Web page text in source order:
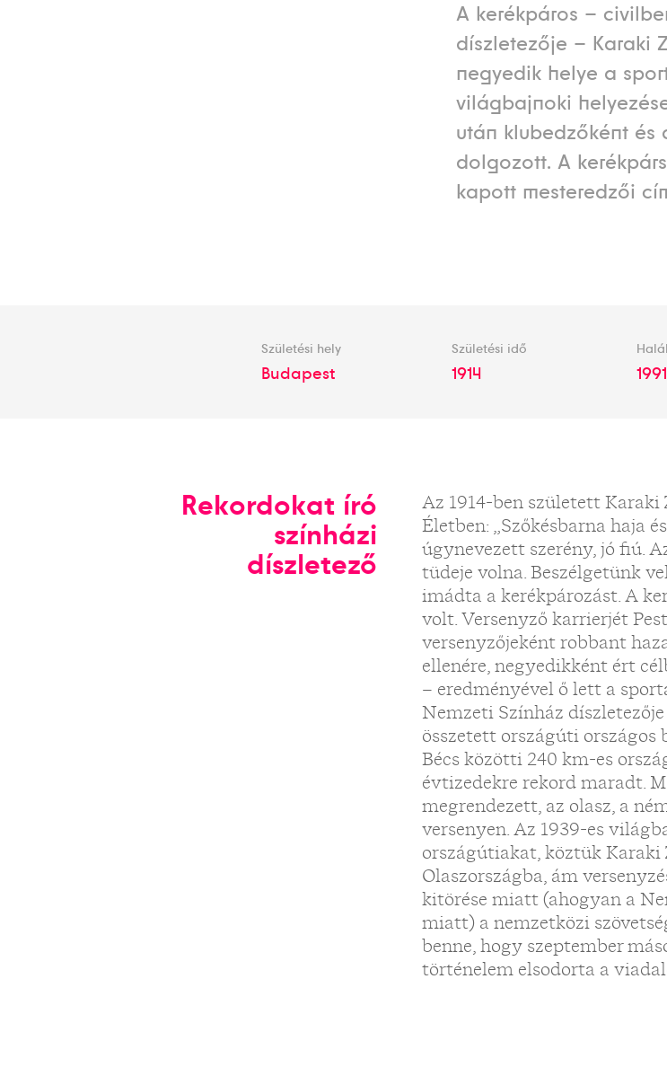
A kerékpáros –
díszletezője – Karaki
negyedik helye a
világbajnoki
után klubedzőként
dolgozott. A
kapott mesteredzői
Születési hely
Budapest
Születési idő
1914
Rekordokat író
színházi
díszletező
Az 1914-ben született
Életben: „Szőkésbarna haja
úgynevezett szerény, jó fiú.
tüdeje volna. Beszélgetünk
imádta a kerékpározást. A
volt. Versenyző karrierjét
versenyzőjeként robbant
ellenére, negyedikként ért
– eredményével ő lett a
Nemzeti Színház
összetett országúti országos
Bécs közötti 240 km-es
évtizedekre rekord maradt.
megrendezett, az olasz, a
versenyen. Az 1939-es
országútiakat, köztük
Olaszországba, ám
kitörése miatt (ahogyan a
miatt) a nemzetközi
benne, hogy szeptember
történelem elsodorta a